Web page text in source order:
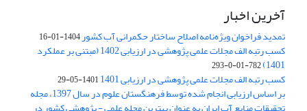
آخرین اخبار
تمدید فراخوان ویژه‌نامه اصلاح ساختار حکمرانی آب کشور1404-01-16
کسب رتبه الف مجلات علمی پژوهشی در ارزیابی 1402 (مبتنی بر عملکرد
1401)
782-01-0-293
کسب رتبه الف مجلات علمی پژوهشی در ارزیابی 1401 1401-05-29
بر اساس ارزیابی انجام شده توسط فرهنگستان علوم در سال 1397، مجله